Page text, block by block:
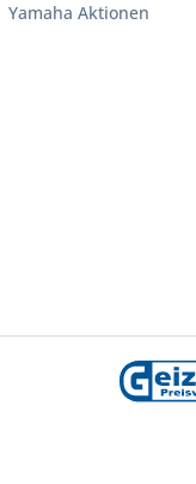
Yamaha Aktionen